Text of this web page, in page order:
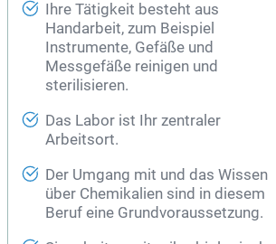
Ihre Tätigkeit besteht aus
Handarbeit, zum Beispiel
Instrumente, Gefäße und
Messgefäße reinigen und
sterilisieren.
Das Labor ist Ihr zentraler
Arbeitsort.
Der Umgang mit und das Wissen
über Chemikalien sind in diesem
Beruf eine Grundvoraussetzung.